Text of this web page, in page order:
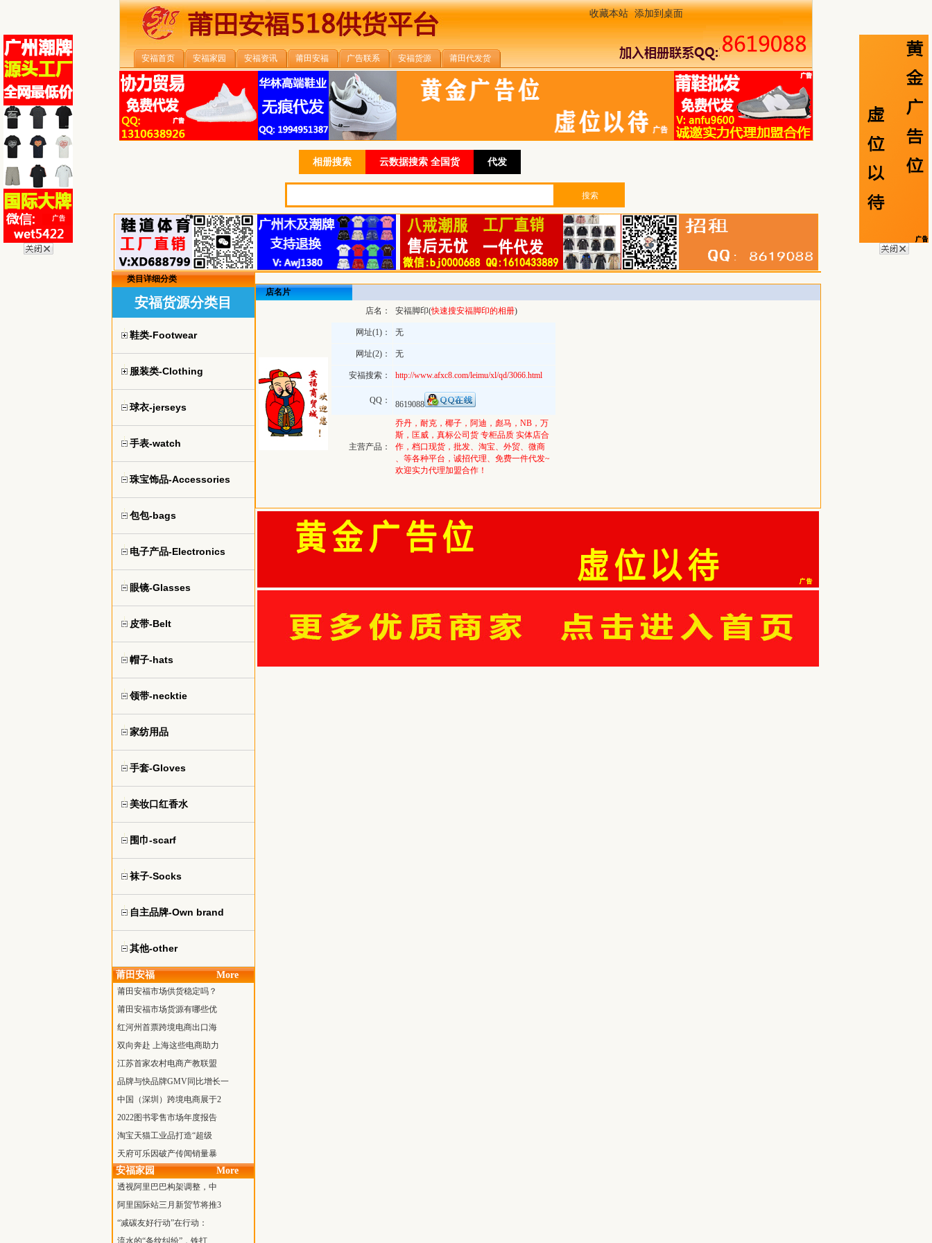
收藏本站 添加到桌面
安福首页 安福家园 安福资讯 莆田安福 广告联系 安福货源 莆田代发货
相册搜索 云数据搜索 全国货 代发
搜索
类目详细分类
安福货源分类目
鞋类-Footwear
服装类-Clothing
球衣-jerseys
手表-watch
珠宝饰品-Accessories
包包-bags
电子产品-Electronics
眼镜-Glasses
皮带-Belt
帽子-hats
领带-necktie
家纺用品
手套-Gloves
美妆口红香水
围巾-scarf
袜子-Socks
自主品牌-Own brand
其他-other
莆田安福 More
莆田安福市场供货稳定吗？
莆田安福市场货源有哪些优
红河州首票跨境电商出口海
双向奔赴 上海这些电商助力
江苏首家农村电商产教联盟
品牌与快品牌GMV同比增长一
中国（深圳）跨境电商展于2
2022图书零售市场年度报告
淘宝天猫工业品打造“超级
天府可乐因破产传闻销量暴
安福家园 More
透视阿里巴巴构架调整，中
阿里国际站三月新贸节将推3
“减碳友好行动”在行动：
流水的“条纹纠纷”，铁打
店名片
店名：
安福脚印(快速搜安福脚印的相册)
网址(1)： 无
网址(2)： 无
安福搜索： http://www.afxc8.com/leimu/xl/qd/3066.html
QQ： 8619088
主营产品：
乔丹，耐克，椰子，阿迪，彪马，NB，万
斯，匡威，真标公司货 专柜品质 实体店合
作，档口现货，批发、淘宝、外贸、微商
、等各种平台，诚招代理、免费一件代发~
欢迎实力代理加盟合作！